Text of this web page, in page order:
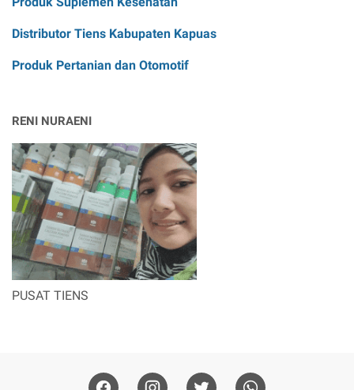
Distributor Tiens Kabupaten Kapuas
Produk Pertanian dan Otomotif
RENI NURAENI
PUSAT TIENS